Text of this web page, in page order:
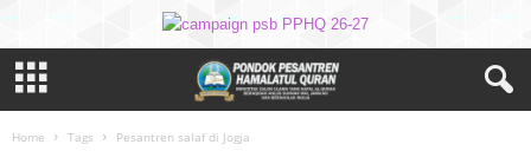
Home Tags Pesantren salaf di Jogja